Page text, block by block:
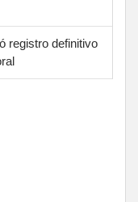
registro definitivo